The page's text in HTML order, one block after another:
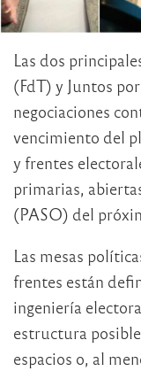
Las dos
(FdT) y Juntos
negociaciones
vencimiento del
y frentes
primarias,
(PASO) del
Las mesas
frentes están
ingeniería
estructura
espacios o, al